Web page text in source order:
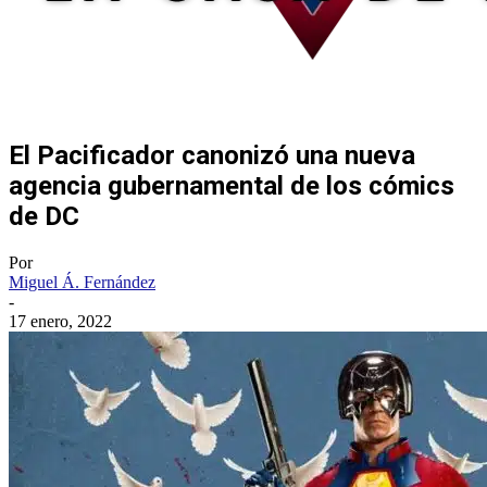
El Pacificador canonizó una nueva
agencia gubernamental de los cómics
de DC
Por
Miguel Á. Fernández
-
17 enero, 2022